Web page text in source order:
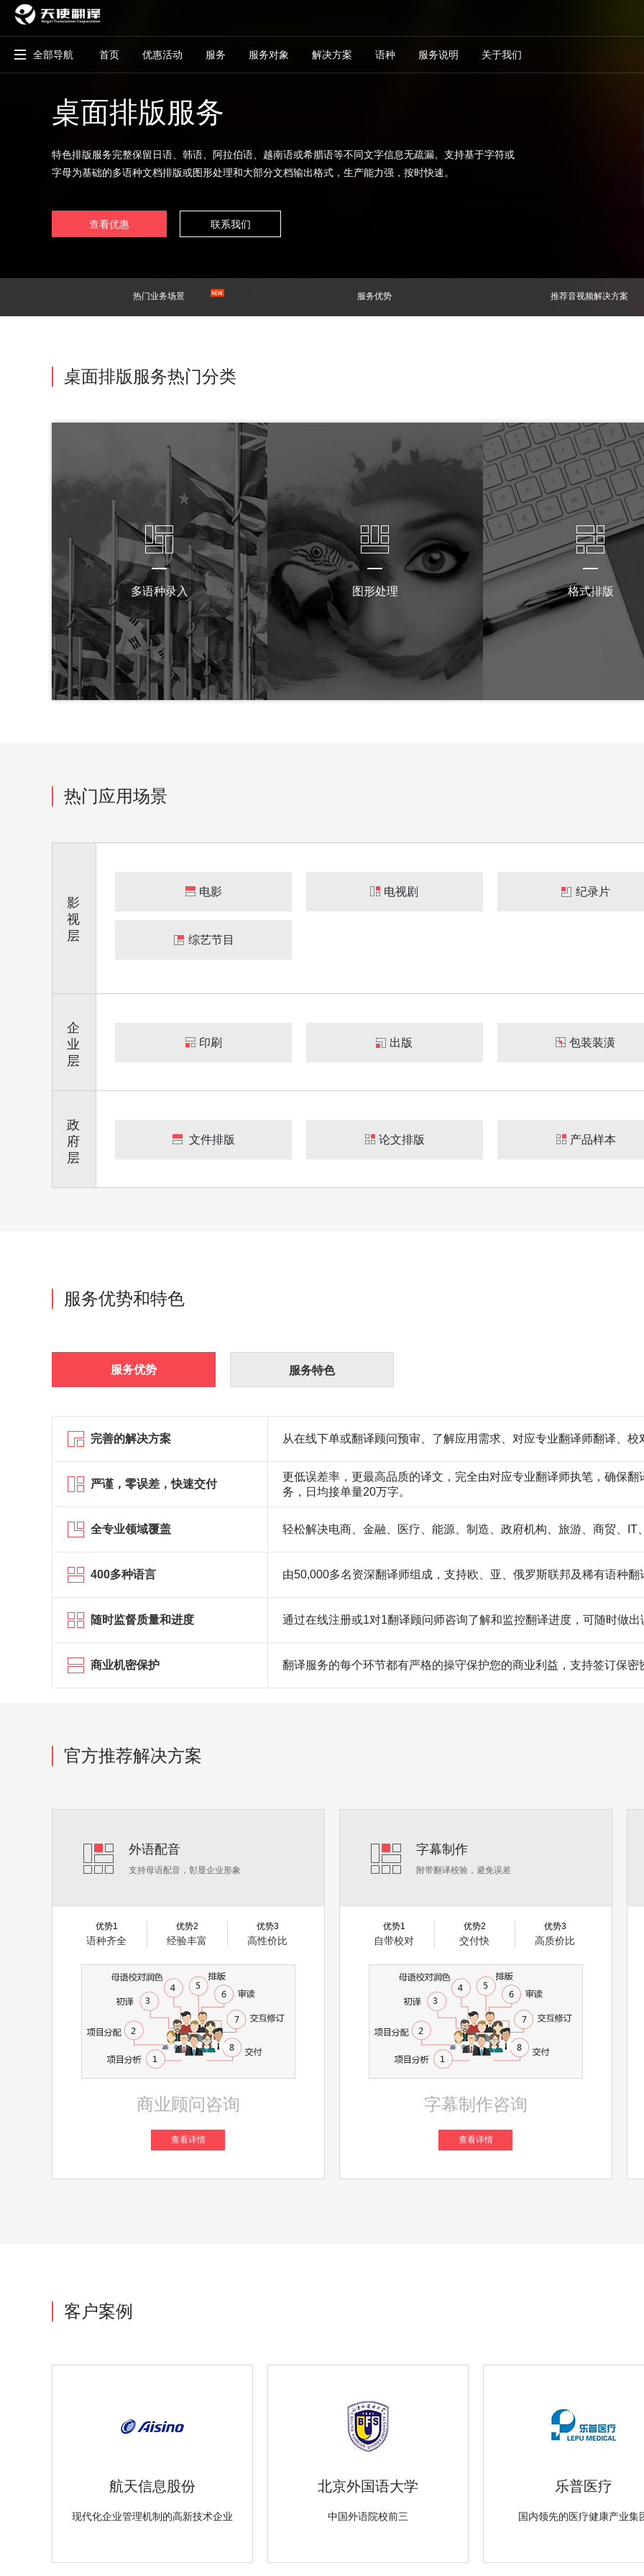
全部导航 首页 优惠活动 服务 服务对象 解决方案 语种 服务说明 关于我们
桌面排版服务
特色排版服务完整保留日语、韩语、阿拉伯语、越南语或希腊语等不同文字信息无疏漏。支持基于字符或
字母为基础的多语种文档排版或图形处理和大部分文档输出格式，生产能力强，按时快速。
查看优惠 联系我们
热门业务场景 服务优势 推荐音视频解决方案
桌面排版服务热门分类
多语种录入 图形处理 格式排版
热门应用场景
影
视
层
电影 电视剧 纪录片
综艺节目
企
业
层
印刷 出版 包装装潢
政
府
层
文件排版 论文排版 产品样本
服务优势和特色
服务优势 服务特色
完善的解决方案 从在线下单或翻译顾问预审、了解应用需求、对应专业翻译师翻译、
严谨，零误差，快速交付
更低误差率，更最高品质的译文，完全由对应专业翻译师执笔，确保
务，日均接单量20万字。
全专业领域覆盖 轻松解决电商、金融、医疗、能源、制造、政府机构、旅游、商贸、IT
400多种语言 由50,000多名资深翻译师组成，支持欧、亚、俄罗斯联邦及稀有语种翻
随时监督质量和进度 通过在线注册或1对1翻译顾问师咨询了解和监控翻译进度，可随时做出
商业机密保护 翻译服务的每个环节都有严格的操守保护您的商业利益，支持签订保密
官方推荐解决方案
外语配音
支持母语配音，彰显企业形象
优势1
语种齐全
优势2
经验丰富
优势3
高性价比
商业顾问咨询
查看详情
字幕制作
附带翻译校验，避免误差
优势1
自带校对
优势2
交付快
优势3
高质价比
字幕制作咨询
查看详情
客户案例
航天信息股份
现代化企业管理机制的高新技术企业
北京外国语大学
中国外语院校前三
乐普医疗
国内领先的医疗健康产业集